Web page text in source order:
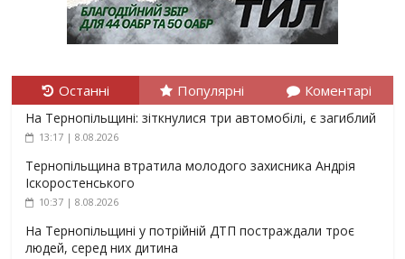
Останні Популярні Коментарі
На Тернопільщині: зіткнулися три автомобілі, є загиблий
13:17 | 8.08.2026
Тернопільщина втратила молодого захисника Андрія
Іскоростенського
10:37 | 8.08.2026
На Тернопільщині у потрійній ДТП постраждали троє
людей, серед них дитина